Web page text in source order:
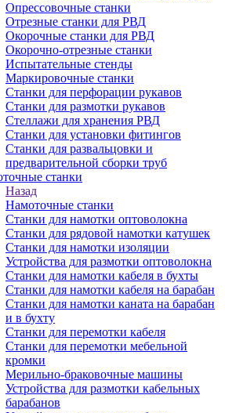
Опрессовочные станки
Отрезные станки для РВД
Окорочные станки для РВД
Окорочно-отрезные станки
Испытательные стенды
Маркировочные станки
Станки для перфорации рукавов
Станки для размотки рукавов
Стеллажи для хранения РВД
Станки для установки фитингов
Станки для развальцовки и
предварительной сборки труб
станки
Назад
Намоточные станки
Станки для намотки оптоволокна
Станки для рядовой намотки катушек
Станки для намотки изоляции
Устройства для размотки оптоволокна
Станки для намотки кабеля в бухты
Станки для намотки кабеля на барабан
Станки для намотки каната на барабан
и в бухту
Станки для перемотки кабеля
Станки для перемотки мебельной
кромки
Мерильно-браковочные машины
Устройства для размотки кабельных
барабанов